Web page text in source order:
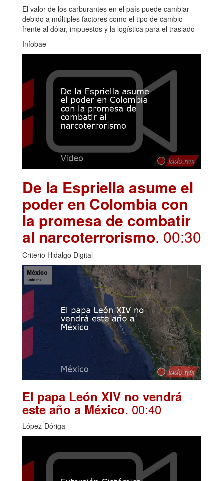
El valor de los carburantes en el país puede cambiar
debido a múltiples factores como el tipo de cambio
frente al dólar, impuestos y la logística para el traslado
Infobae
De la Espriella asume el
poder en Colombia con
la promesa de combatir
al narcoterrorismo. 00:30
Criterio Hidalgo Digital
El papa León XIV no vendrá
este año a México. 00:40
López-Dóriga